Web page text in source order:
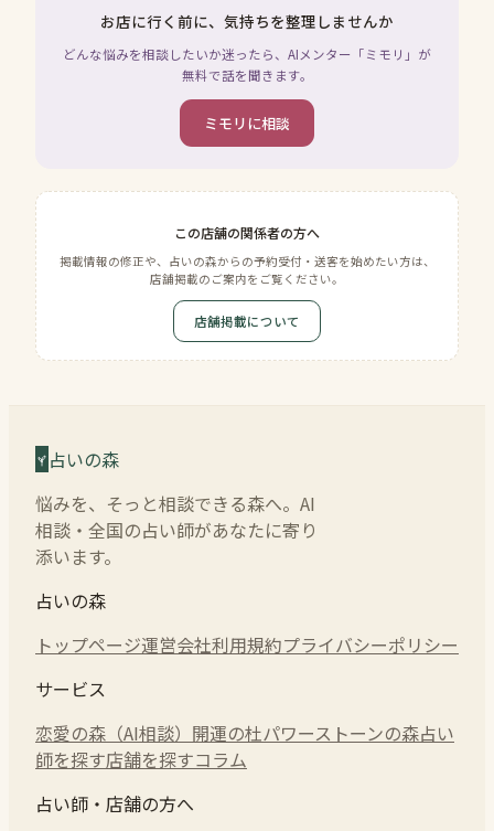
お店に行く前に、気持ちを整理しませんか
どんな悩みを相談したいか迷ったら、AIメンター「ミモリ」が
無料で話を聞きます。
ミモリに相談
この店舗の関係者の方へ
掲載情報の修正や、占いの森からの予約受付・送客を始めたい方は、
店舗掲載のご案内をご覧ください。
店舗掲載について
占いの森
悩みを、そっと相談できる森へ。AI
相談・全国の占い師があなたに寄り
添います。
占いの森
トップページ運営会社利用規約プライバシーポリシー
サービス
恋愛の森（AI相談） 開運の杜パワーストーンの森占い
師を探す店舗を探すコラム
占い師・店舗の方へ